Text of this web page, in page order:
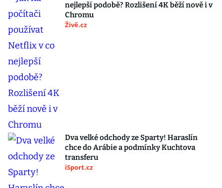
nejlepší podobě? Rozlišení 4K běží nově i v
Chromu
Živě.cz
Dva velké odchody ze Sparty! Haraslín
chce do Arábie a podmínky Kuchtova
transferu
iSport.cz